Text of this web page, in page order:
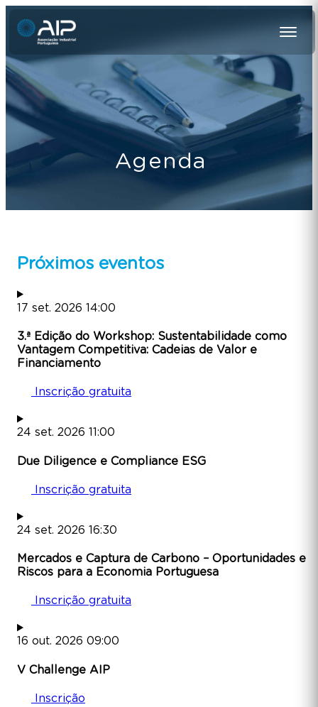
Agenda
Próximos eventos
17 set. 2026 14:00
3.ª Edição do Workshop: Sustentabilidade como
Vantagem Competitiva: Cadeias de Valor e
Financiamento
Inscrição gratuita
24 set. 2026 11:00
Due Diligence e Compliance ESG
Inscrição gratuita
24 set. 2026 16:30
Mercados e Captura de Carbono – Oportunidades e
Riscos para a Economia Portuguesa
Inscrição gratuita
16 out. 2026 09:00
V Challenge AIP
Inscrição